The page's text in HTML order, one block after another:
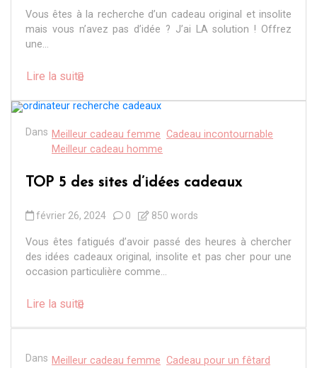
Vous êtes à la recherche d’un cadeau original et insolite
mais vous n’avez pas d’idée ? J’ai LA solution ! Offrez
une...
Lire la suite
Dans Meilleur cadeau femme Cadeau incontournable
Meilleur cadeau homme
TOP 5 des sites d’idées cadeaux
février 26, 2024 0 850 words
Vous êtes fatigués d’avoir passé des heures à chercher
des idées cadeaux original, insolite et pas cher pour une
occasion particulière comme...
Lire la suite
Dans Meilleur cadeau femme Cadeau pour un fêtard